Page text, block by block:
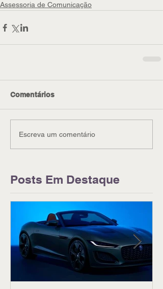
Assessoria de Comunicação
Comentários
Escreva um comentário
Posts Em Destaque